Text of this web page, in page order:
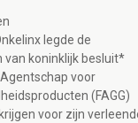
legde de
koninklijk besluit*
voor
(FAGG)
voor zijn